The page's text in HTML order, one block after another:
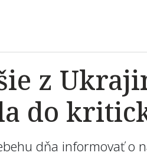
z
do
dňa informovať o